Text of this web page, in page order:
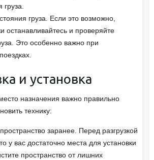
груза. Если это возможно,
останавливайтесь и проверяйте
Это особенно важно при
и установка
назначения важно правильно
технику:
заранее. Перед разгрузкой
у вас достаточно места для установки
пространство от лишних